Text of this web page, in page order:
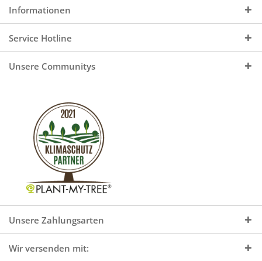
Informationen
Service Hotline
Unsere Communitys
Unsere Zahlungsarten
Wir versenden mit: